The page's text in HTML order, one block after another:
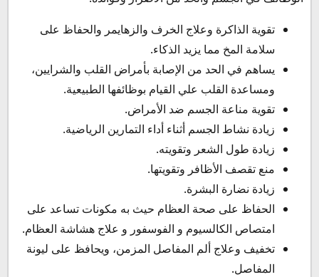
تقوية الذاكرة وعلاج الخرف والزهايمر والحفاظ على
سلامة المخ مما يزيد الذكاء.
يساهم في الحد من الإصابة بأمراض القلب والشرايين،
ومساعدة القلب علي القيام بوظائفها الطبيعية.
تقوية مناعة الجسم ضد الأمراض.
زيادة نشاط الجسم أثناء أداء التمارين الرياضية.
زيادة طول الشعر وتقويته.
منع تقصف الأظافر وتقويتها.
زيادة نضارة البشرة.
الحفاظ على صحة العظام حيث به مكونات تساعد على
امتصاص الكالسيوم و الفوسفور و علاج هشاشة العظام.
تخفيف وعلاج ألم المفاصل المزمن، ويحافظ على ليونة
المفاصل.